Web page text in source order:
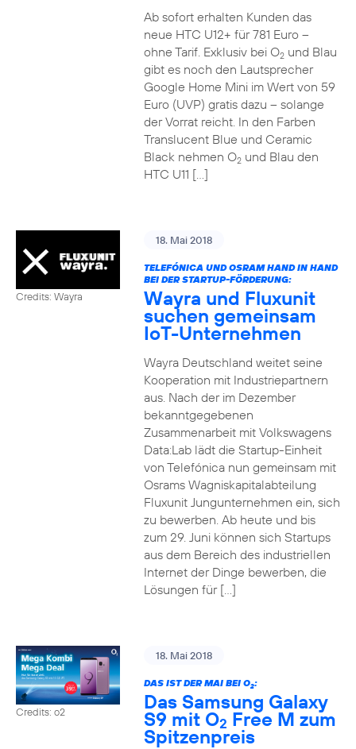
Ab sofort erhalten Kunden das
neue HTC U12+ für 781 Euro –
ohne Tarif. Exklusiv bei O2und Blau
gibt es noch den Lautsprecher
Google Home Mini im Wert von 59
Euro (UVP) gratis dazu – solange
der Vorrat reicht. In den Farben
Translucent Blue und Ceramic
Black nehmen O2und Blau den
HTC U11 […]
Credits: Wayra
18. Mai 2018
TELEFÓNICA UND OSRAM HAND IN HAND
BEI DER STARTUP-FÖRDERUNG:
Wayra und Fluxunit
suchen gemeinsam
IoT-Unternehmen
Wayra Deutschland weitet seine
Kooperation mit Industriepartnern
aus. Nach der im Dezember
bekanntgegebenen
Zusammenarbeit mit Volkswagens
Data:Lab lädt die Startup-Einheit
von Telefónica nun gemeinsam mit
Osrams Wagniskapitalabteilung
Fluxunit Jungunternehmen ein, sich
zu bewerben. Ab heute und bis
zum 29. Juni können sich Startups
aus dem Bereich des industriellen
Internet der Dinge bewerben, die
Lösungen für […]
Credits: o2
18. Mai 2018
DAS IST DER MAI BEI O2:
Das Samsung Galaxy
S9 mit O2 Free M zum
Spitzenpreis